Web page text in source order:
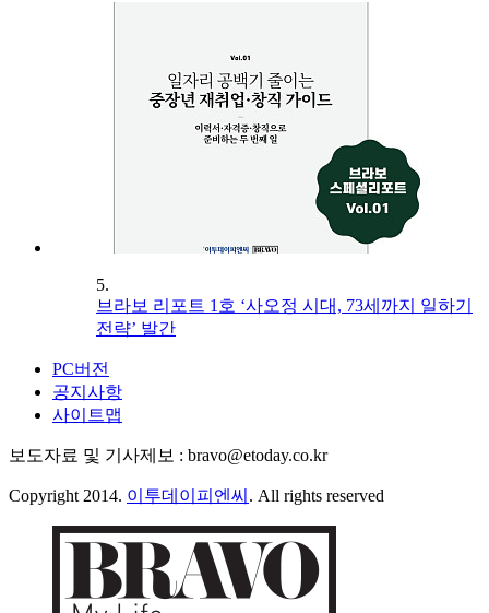
5.
브라보 리포트 1호 ‘사오정 시대, 73세까지 일하기
전략’ 발간
PC버전
공지사항
사이트맵
보도자료 및 기사제보 : bravo@etoday.co.kr
Copyright 2014. 이투데이피엔씨 . All rights reserved